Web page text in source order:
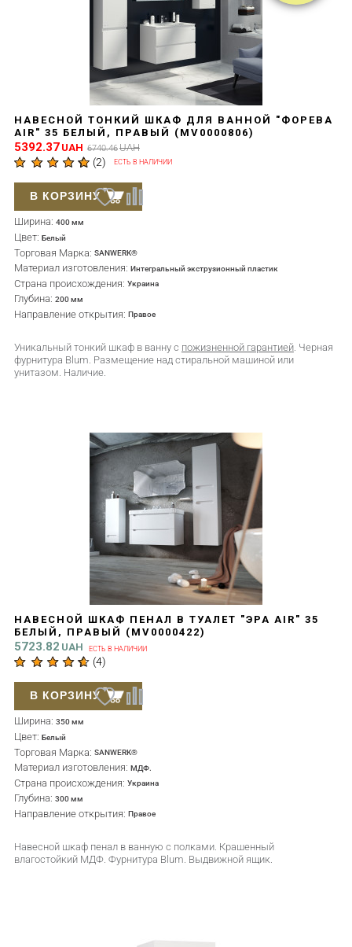
НАВЕСНОЙ ТОНКИЙ ШКАФ ДЛЯ ВАННОЙ "ФОРЕВА
AIR" 35 БЕЛЫЙ, ПРАВЫЙ (MV0000806)
(2) ЕСТЬ В НАЛИЧИИ
5392.37 UAH 6740.46UAH
Ширина: 400 мм
Цвет: Белый
Торговая Марка: SANWERK®
Материал изготовления: Интегральный экструзионный пластик
Страна происхождения: Украина
Глубина: 200 мм
Направление открытия: Правое
Уникальный тонкий шкаф в ванну с пожизненной гарантией. Черная
фурнитура Blum. Размещение над стиральной машиной или
унитазом. Наличие.
В КОРЗИНУ
НАВЕСНОЙ ШКАФ ПЕНАЛ В ТУАЛЕТ "ЭРА AIR" 35
БЕЛЫЙ, ПРАВЫЙ (MV0000422)
(4)
5723.82 UAH ЕСТЬ В НАЛИЧИИ
Ширина: 350 мм
Цвет: Белый
Торговая Марка: SANWERK®
Материал изготовления: МДФ.
Страна происхождения: Украина
Глубина: 300 мм
Направление открытия: Правое
Навесной шкаф пенал в ванную с полками. Крашенный
влагостойкий МДФ. Фурнитура Blum. Выдвижной ящик.
В КОРЗИНУ